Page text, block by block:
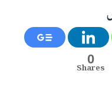
0
Shares